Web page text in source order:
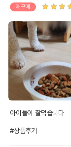
재구매
아이들이 잘먹습니다
#상품후기